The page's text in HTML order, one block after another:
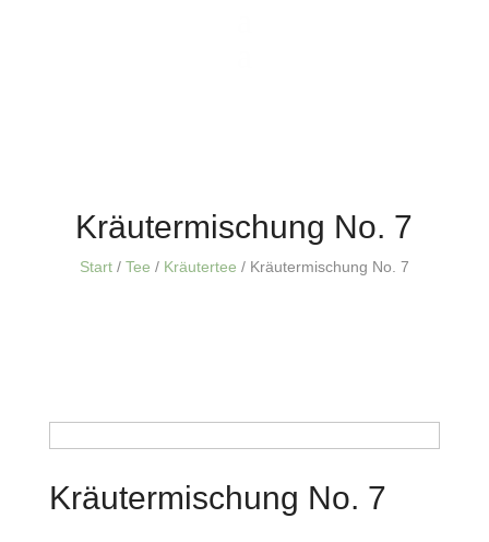
Kräutermischung No. 7
Start/ Tee / Kräutertee / Kräutermischung No. 7
Kräutermischung No. 7